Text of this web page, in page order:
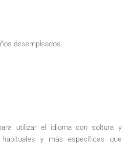
desempleados.
utilizar el idioma con soltura y
y más específicas que